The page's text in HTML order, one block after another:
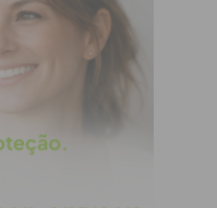
mais na
Nuno
do evento na
criar aqui
intenção é a
referiu o